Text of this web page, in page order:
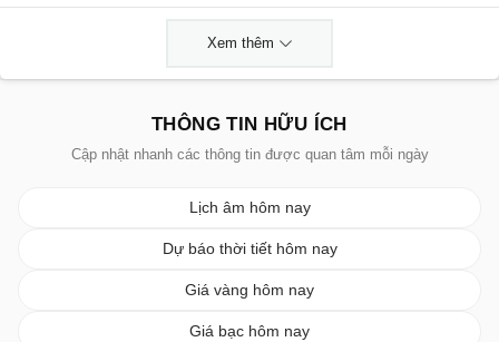
Xem thêm
THÔNG TIN HỮU ÍCH
Cập nhật nhanh các thông tin được quan tâm mỗi ngày
Lịch âm hôm nay
Dự báo thời tiết hôm nay
Giá vàng hôm nay
Giá bạc hôm nay